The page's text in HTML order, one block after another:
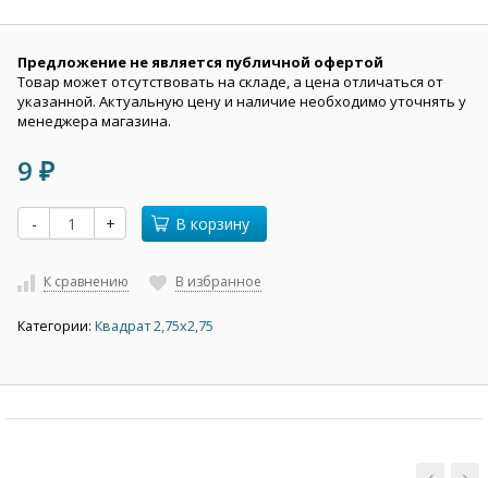
Предложение не является публичной офертой
Товар может отсутствовать на складе, а цена отличаться от
указанной. Актуальную цену и наличие необходимо уточнять у
менеджера магазина.
9 ₽
- + В корзину
К сравнению В избранное
Категории: Квадрат 2,75х2,75